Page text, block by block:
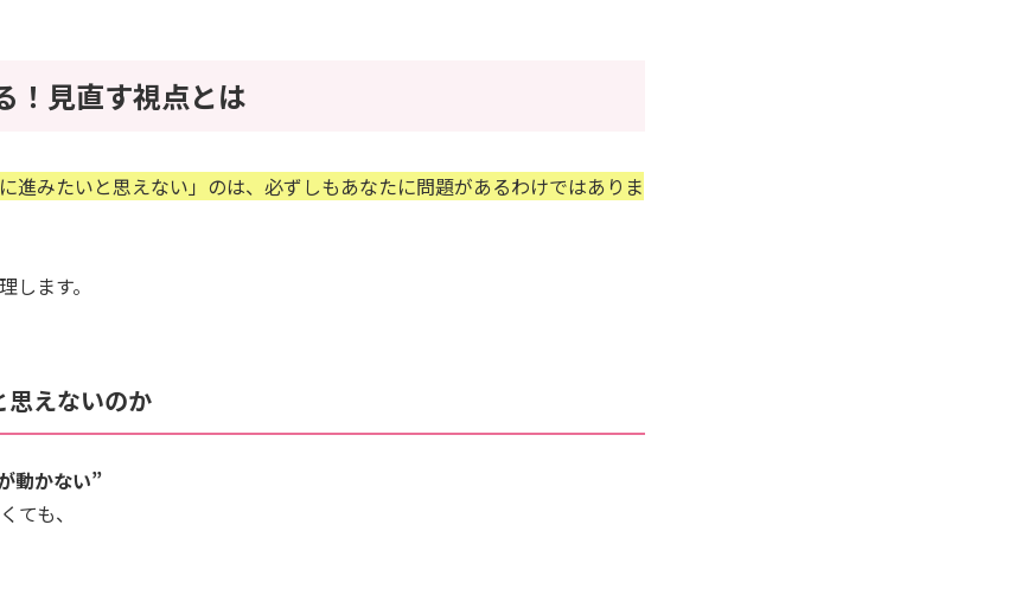
！見直す視点とは
進みたいと思えない」のは、必ずしもあなたに問題があるわけではありま
します。
思えないのか
動かない”
ても、